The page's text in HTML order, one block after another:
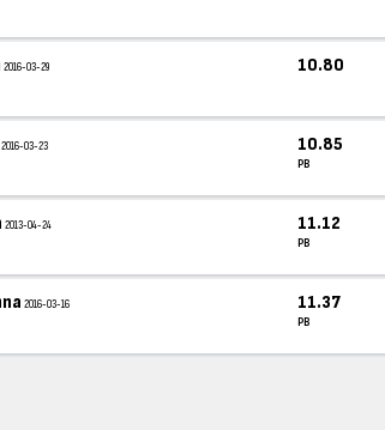
2016-03-29 10.80
2016-03-23 10.85
PB
2013-04-24 11.12
PB
2016-03-16 11.37
PB